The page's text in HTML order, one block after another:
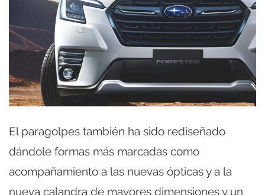
El paragolpes también ha sido rediseñado
dándole formas más marcadas como
acompañamiento a las nuevas ópticas y a la
nueva calandra de mayores dimensiones y un